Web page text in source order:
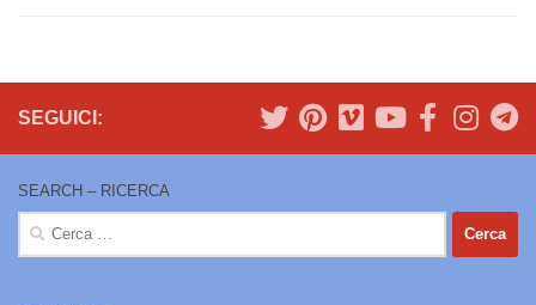
SEGUICI:
SEARCH – RICERCA
Ricerca